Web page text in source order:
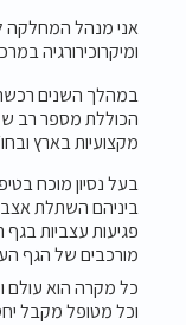
אני מנהל המחלקה
ומיקרוכירורגיה
במהלך השנים
הכוללת מספר רב
מקצועיות בארץ
בעל נסיון מוכח
ביניהם השתלת
פגיעות עצביות בגף
מורכבים של הגף
כל מקרה הוא עולם
וכל מטופל מקבל